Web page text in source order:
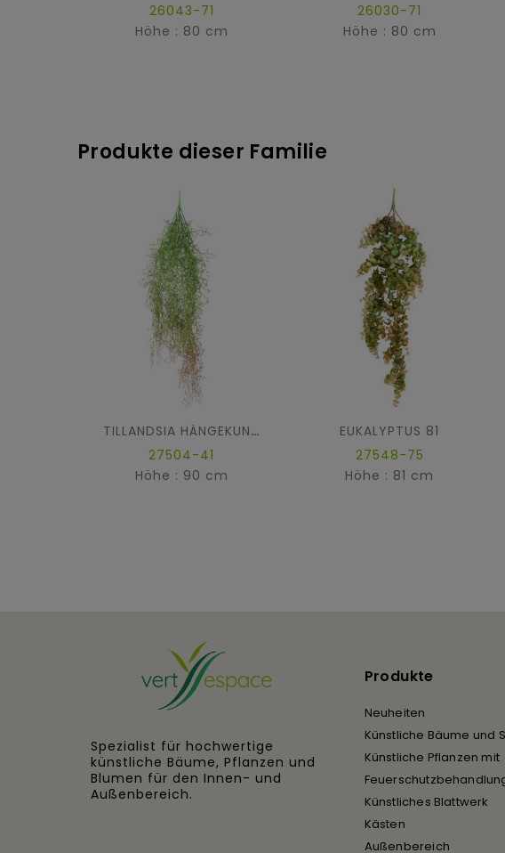
26043-71
Höhe : 80 cm
26030-71
Höhe : 80 cm
Produkte dieser Familie
TILLANDSIA HÄNGEKUNSTPFLANZE
27504-41
Höhe : 90 cm
EUKALYPTUS 81
27548-75
Höhe : 81 cm
Spezialist für hochwertige
künstliche Bäume, Pflanzen und
Blumen für den Innen- und
Außenbereich.
Produkte
Neuheiten
Künstliche Bäume und
Künstliche Pflanzen mit
Künstliches Blattwerk
Kästen
Außenbereich